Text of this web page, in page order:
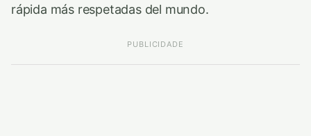
rápida más respetadas del mundo.
PUBLICIDADE